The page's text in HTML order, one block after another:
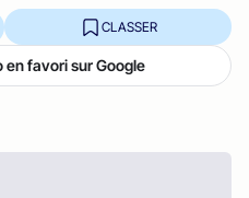
CLASSER
favori sur Google